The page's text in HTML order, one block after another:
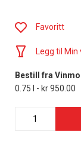
Favoritt
Legg til Min
Bestill fra
0.75 l - kr 950.00